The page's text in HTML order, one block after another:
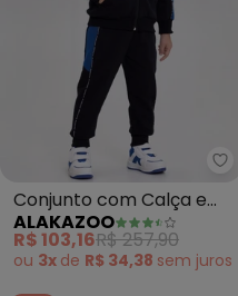
Conjunto com Calça e
Jaqueta de Zíper (Preto)
ALAKAZOO
R$ 103,16R$ 257,90
ou 3x de R$ 34,38 semjuros